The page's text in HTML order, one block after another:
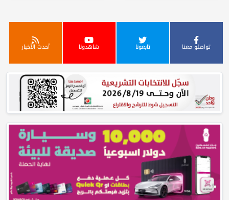
تواصلو معنا تابعونا شاهدونا أحدث الأخبار